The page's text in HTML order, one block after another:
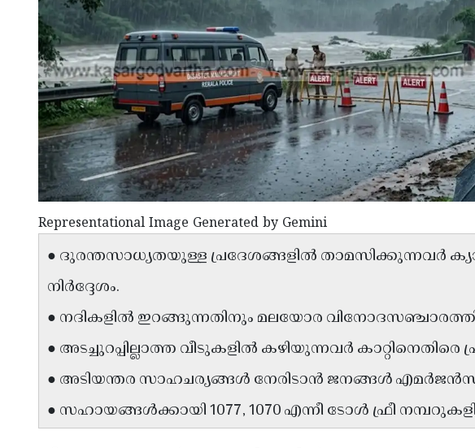
Representational Image Generated by Gemini
● ദുരന്തസാധ്യതയുള്ള പ്രദേശങ്ങളിൽ താമസിക്കുന്നവർ
നിർദ്ദേശം.
● നദികളിൽ ഇറങ്ങുന്നതിനും മലയോര
● അടച്ചുറപ്പില്ലാത്ത വീടുകളിൽ കഴിയുന്നവർ
● അടിയന്തര സാഹചര്യങ്ങൾ നേരിടാൻ ജനങ്ങൾ എമർജൻസി
● സഹായങ്ങൾക്കായി 1077, 1070 എന്നീ ടോൾ ഫ്രീ